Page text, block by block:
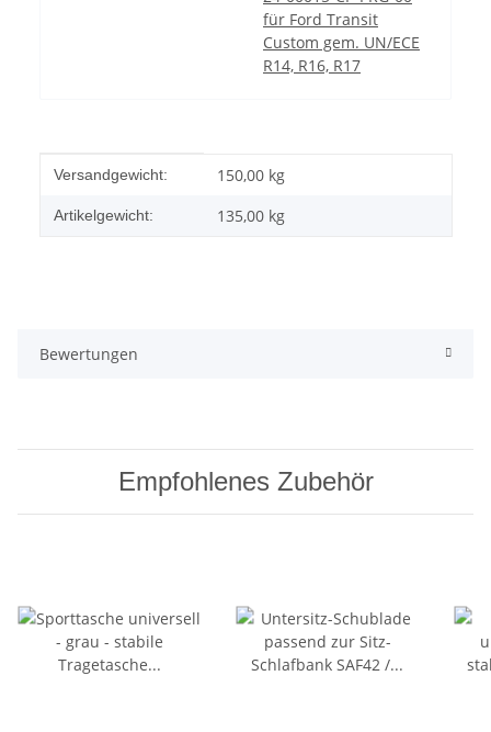
für Ford Transit
Custom gem. UN/ECE
R14, R16, R17
Produkteigenschaft
Wert
Versandgewicht: 150,00 kg
Artikelgewicht: 135,00 kg
Bewertungen
Empfohlenes Zubehör